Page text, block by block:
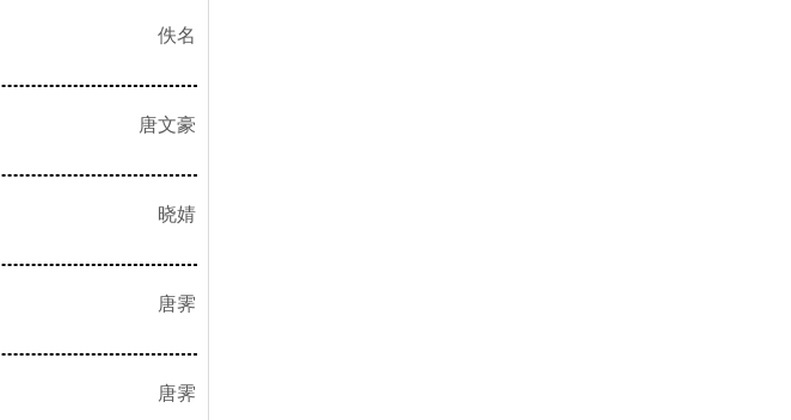
佚名
唐文豪
晓婧
唐霁
唐霁